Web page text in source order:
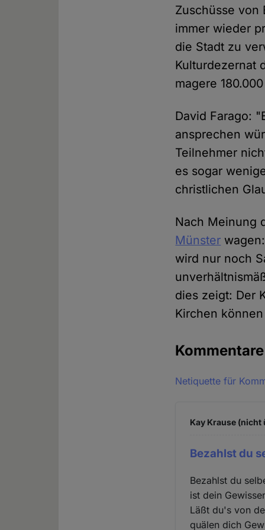
Zuschüsse von
immer wieder
die Stadt zu
Kulturdezernat
magere
David Farago:
ansprechen
Teilnehmer
es sogar
christlichen
Nach Meinung
Münster
wird nur noch
dies zeigt: Der
Kirchen
Kommentare
Netiquette für
Kay Krause (nicht
Bezahlst du
Bezahlst du
ist dein
Läßt du's von
quälen dich